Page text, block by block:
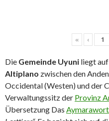
« ‹
Die Gemeinde Uyuni liegt
Altiplano zwischen den
Occidental (Westen) und der
Verwaltungssitz der Provinz
Übersetzung Das Aymarawort